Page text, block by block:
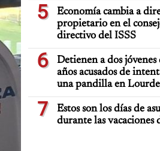
5
Economía cambia a
propietario en el
directivo del ISSS
6
Detienen a dos jóvenes
años acusados de
una pandilla en
7
Estos son los días de
durante las vacaciones